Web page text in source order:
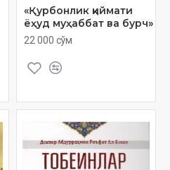
«Қурбонлик қиймати
ёҳуд муҳаббат ва бурч»
22 000 сўм